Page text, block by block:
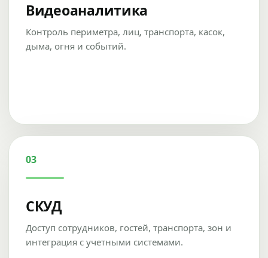
Видеоаналитика
Контроль периметра, лиц, транспорта, касок,
дыма, огня и событий.
03
СКУД
Доступ сотрудников, гостей, транспорта, зон и
интеграция с учетными системами.